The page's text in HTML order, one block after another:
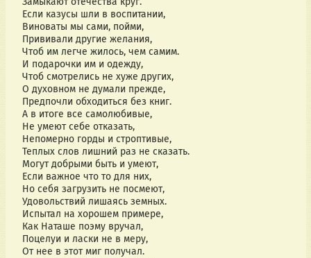
Если казусы шли в воспитании,
Виноваты мы сами, пойми,
Прививали другие желания,
Чтоб им легче жилось, чем самим.
И подарочки им и одежду,
Чтоб смотрелись не хуже других,
О духовном не думали прежде,
Предпочли обходиться без книг.
А в итоге все самолюбивые,
Не умеют себе отказать,
Непомерно горды и строптивые,
Теплых слов лишний раз не сказать.
Могут добрыми быть и умеют,
Если важное что то для них,
Но себя загрузить не посмеют,
Удовольствий лишаясь земных.
Испытал на хорошем примере,
Как Наташе поэму вручал,
Поцелуи и ласки не в меру,
От нее в этот миг получал.